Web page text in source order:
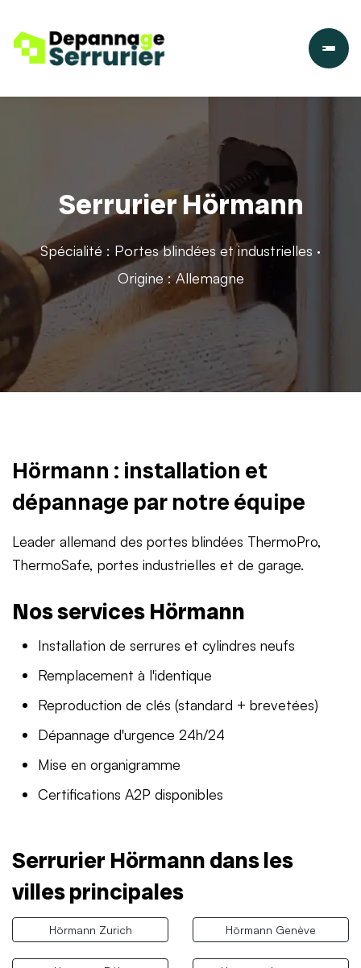
Serrurier Hörmann
Spécialité : Portes blindées et industrielles ·
Origine : Allemagne
Hörmann : installation et
dépannage par notre équipe
Leader allemand des portes blindées ThermoPro,
ThermoSafe, portes industrielles et de garage.
Nos services Hörmann
Installation de serrures et cylindres neufs
Remplacement à l'identique
Reproduction de clés (standard + brevetées)
Dépannage d'urgence 24h/24
Mise en organigramme
Certifications A2P disponibles
Serrurier Hörmann dans les
villes principales
Hörmann Zurich Hörmann Genève